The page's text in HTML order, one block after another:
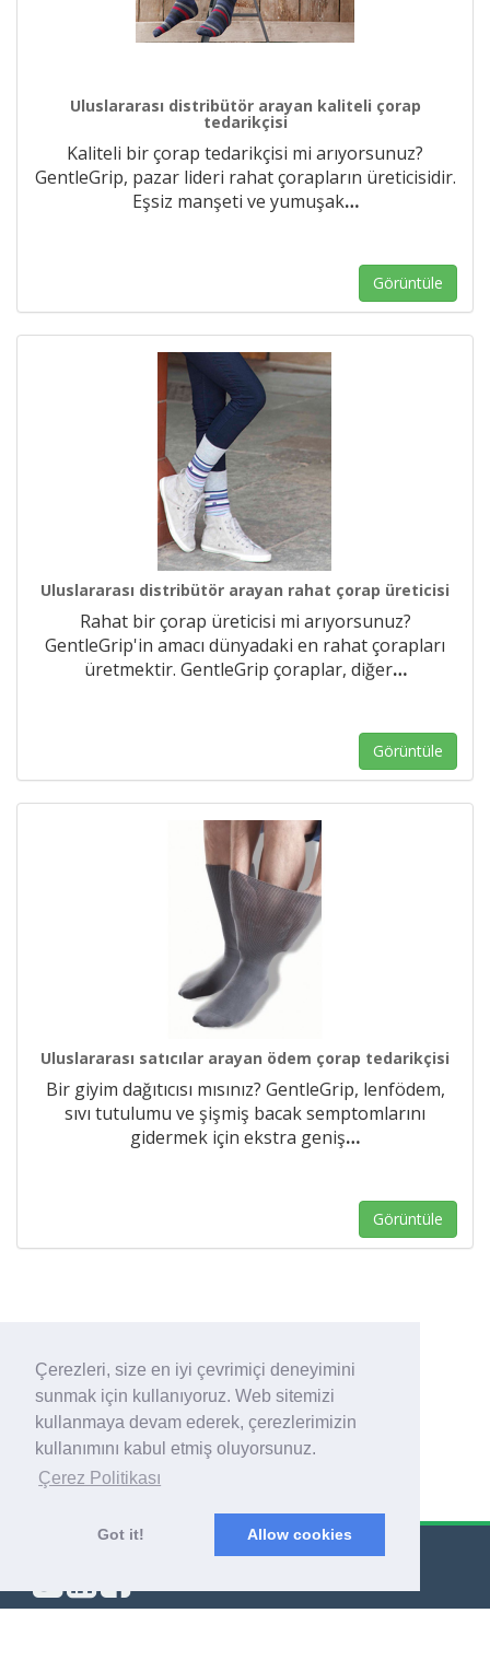
Çerezleri, size en iyi çevrimiçi deneyimini
sunmak için kullanıyoruz. Web sitemizi
kullanmaya devam ederek, çerezlerimizin
kullanımını kabul etmiş oluyorsunuz.
Çerez Politikası
Got it! Allow cookies
Uluslararası distribütör arayan kaliteli çorap
tedarikçisi
Kaliteli bir çorap tedarikçisi mi arıyorsunuz?
GentleGrip, pazar lideri rahat çorapların üreticisidir.
Eşsiz manşeti ve yumuşak…
Görüntüle
Uluslararası distribütör arayan rahat çorap üreticisi
Rahat bir çorap üreticisi mi arıyorsunuz?
GentleGrip'in amacı dünyadaki en rahat çorapları
üretmektir. GentleGrip çoraplar, diğer…
Görüntüle
Uluslararası satıcılar arayan ödem çorap tedarikçisi
Bir giyim dağıtıcısı mısınız? GentleGrip, lenfödem,
sıvı tutulumu ve şişmiş bacak semptomlarını
gidermek için ekstra geniş…
Görüntüle
© Export Worldwide 2026